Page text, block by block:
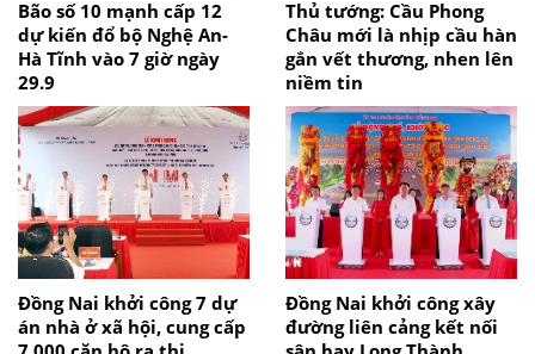
Bão số 10 mạnh cấp 12
dự kiến đổ bộ Nghệ An-
Hà Tĩnh vào 7 giờ ngày
29.9
Thủ tướng: Cầu Phong
Châu mới là nhịp cầu hàn
gắn vết thương, nhen lên
niềm tin
Đồng Nai khởi công 7 dự
án nhà ở xã hội, cung cấp
Đồng Nai khởi công xây
đường liên cảng kết nối